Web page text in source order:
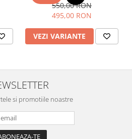
550,00 RON
495,00 RON
VEZI VARIANTE
si promotiile noastre